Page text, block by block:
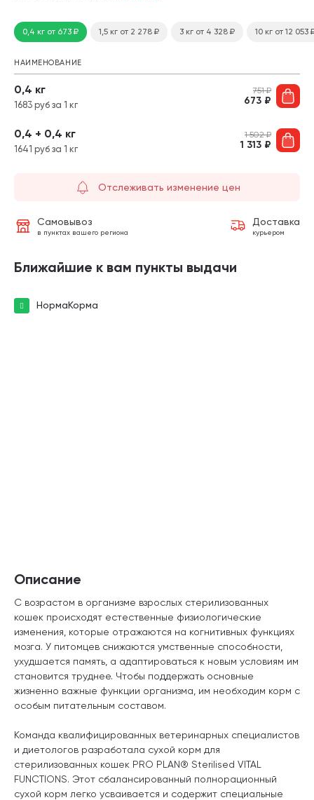
0,4 кг от 673₽ 1,5 кг от 2 278 ₽ 3 кг от 4 328 ₽ 10 кг от 12 053
НАИМЕНОВАНИЕ
0,4 кг
1683 руб за 1 кг
751₽
673 ₽
0,4 + 0,4 кг
1641 руб за 1 кг
1 502₽
1 313 ₽
Отслеживать изменение цен
Самовывоз
в пунктах вашего региона
Доставка
курьером
Ближайшие к вам пункты выдачи
НормаКорма
Описание
С возрастом в организме взрослых стерилизованных
кошек происходят естественные физиологические
изменения, которые отражаются на когнитивных функциях
мозга. У питомцев снижаются умственные способности,
ухудшается память, а адаптироваться к новым условиям им
становится труднее. Чтобы поддержать основные
жизненно важные функции организма, им необходим корм с
особым питательным составом.
Команда квалифицированных ветеринарных специалистов
и диетологов разработала сухой корм для
стерилизованных кошек PRO PLAN® Sterilised VITAL
FUNCTIONS. Этот сбалансированный полнорационный
сухой корм легко усваивается и содержит специальные